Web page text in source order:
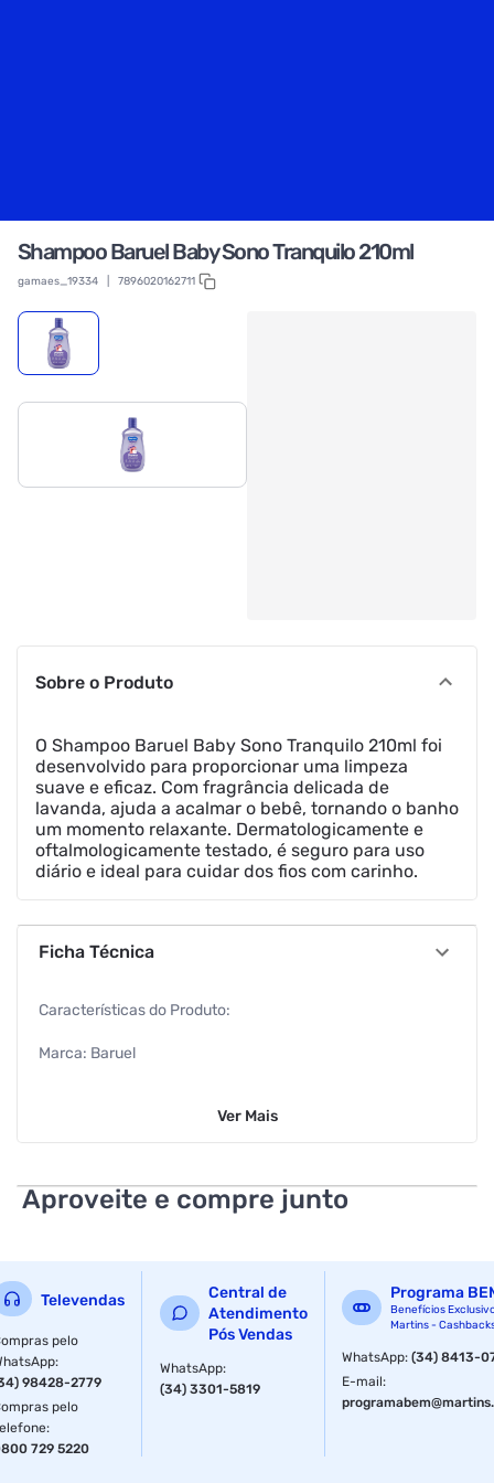
Shampoo Baruel Baby Sono Tranquilo 210ml
gamaes_19334 7896020162711
Sobre o Produto
O Shampoo Baruel Baby Sono Tranquilo 210ml foi
desenvolvido para proporcionar uma limpeza
suave e eficaz. Com fragrância delicada de
lavanda, ajuda a acalmar o bebê, tornando o banho
um momento relaxante. Dermatologicamente e
oftalmologicamente testado, é seguro para uso
diário e ideal para cuidar dos fios com carinho.
Ficha Técnica
Características do Produto:
Marca: Baruel
Características Adicionais:
dos cabelos do seu bebê.
A fragrância é suave e contém notas de lavanda, que
ajudam o bebê a acalmar, proporcionando uma agradável
sensação de conforto e relaxamento.
Dimensões do produto:
Altura: 160 Milímetros
Ver Mais
Aproveite e compre junto
Televendas
pelo
:
98428-2779
pelo
:
729 5220
Central de
Atendimento
Pós Vendas
WhatsApp:
(34) 3301-5819
Programa
Benefícios
Martins -
WhatsApp:(34) 8413-
E-mail: